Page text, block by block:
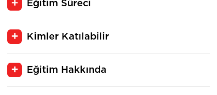
Eğitim Süreci
Kimler Katılabilir
Eğitim Hakkında